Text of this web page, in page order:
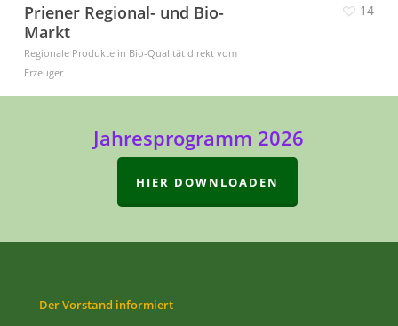
Priener Regional- und Bio-
Markt
Regionale Produkte in Bio-Qualität direkt vom
Erzeuger
14
Jahresprogramm 2026
HIER DOWNLOADEN
Der Vorstand informiert